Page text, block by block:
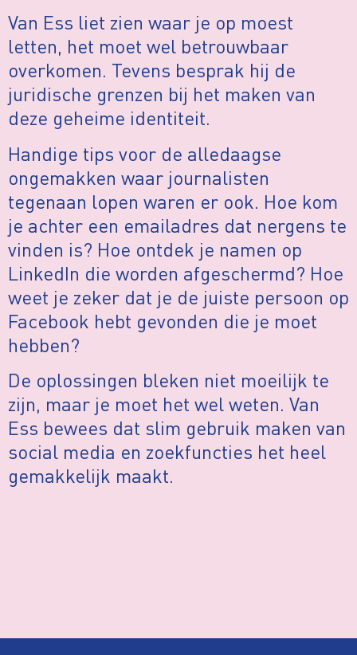
Van Ess liet zien waar je op moest
letten, het moet wel betrouwbaar
overkomen. Tevens besprak hij de
juridische grenzen bij het maken van
deze geheime identiteit.
Handige tips voor de alledaagse
ongemakken waar journalisten
tegenaan lopen waren er ook. Hoe kom
je achter een emailadres dat nergens te
vinden is? Hoe ontdek je namen op
LinkedIn die worden afgeschermd? Hoe
weet je zeker dat je de juiste persoon op
Facebook hebt gevonden die je moet
hebben?
De oplossingen bleken niet moeilijk te
zijn, maar je moet het wel weten. Van
Ess bewees dat slim gebruik maken van
social media en zoekfuncties het heel
gemakkelijk maakt.